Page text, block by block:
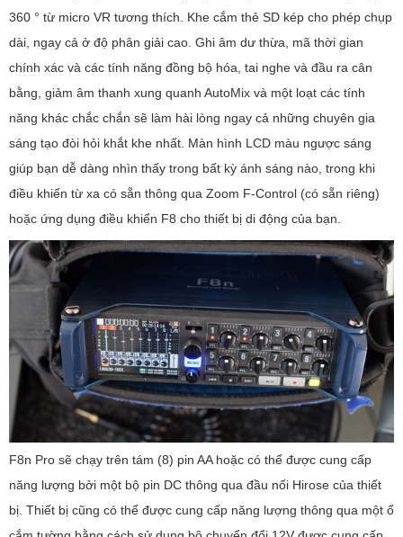
360 ° từ micro VR tương thích. Khe cắm thẻ SD kép cho phép chụp
dài, ngay cả ở độ phân giải cao. Ghi âm dư thừa, mã thời gian
chính xác và các tính năng đồng bộ hóa, tai nghe và đầu ra cân
bằng, giảm âm thanh xung quanh AutoMix và một loạt các tính
năng khác chắc chắn sẽ làm hài lòng ngay cả những chuyên gia
sáng tạo đòi hỏi khắt khe nhất. Màn hình LCD màu ngược sáng
giúp bạn dễ dàng nhìn thấy trong bất kỳ ánh sáng nào, trong khi
điều khiển từ xa có sẵn thông qua Zoom F-Control (có sẵn riêng)
hoặc ứng dụng điều khiển F8 cho thiết bị di động của bạn.
F8n Pro sẽ chạy trên tám (8) pin AA hoặc có thể được cung cấp
năng lượng bởi một bộ pin DC thông qua đầu nối Hirose của thiết
bị. Thiết bị cũng có thể được cung cấp năng lượng thông qua một ổ